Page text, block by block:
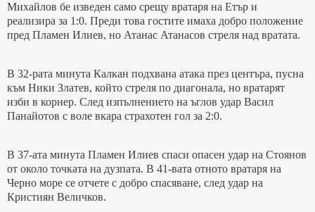
Михайлов бе изведен само срещу вратаря на Етър и
реализира за 1:0. Преди това гостите имаха добро положение
пред Пламен Илиев, но Атанас Атанасов стреля над вратата.
В 32-рата минута Калкан подхвана атака през центъра, пусна
към Ники Златев, който стреля по диагонала, но вратарят
изби в корнер. След изпълнението на ъглов удар Васил
Панайотов с воле вкара страхотен гол за 2:0.
В 37-ата минута Пламен Илиев спаси опасен удар на Стоянов
от около точката на дузпата. В 41-вата отното вратаря на
Черно море се отчете с добро спасяване, след удар на
Кристиян Величков.